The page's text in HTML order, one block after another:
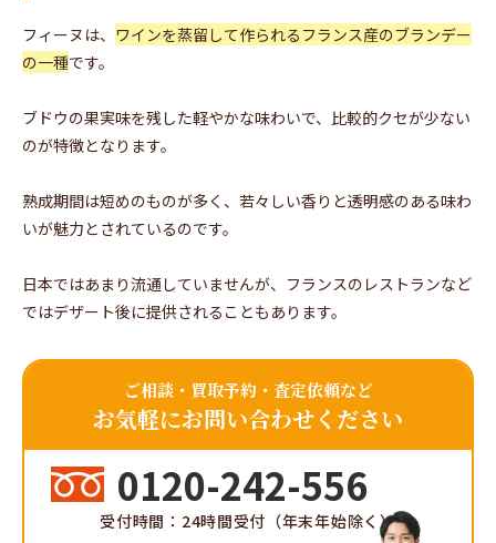
フィーヌは、 ワインを蒸留して作られるフランス産のブランデー
の一種です。
ブドウの果実味を残した軽やかな味わいで、比較的クセが少ない
のが特徴となります。
熟成期間は短めのものが多く、若々しい香りと透明感のある味わ
いが魅力とされているのです。
日本ではあまり流通していませんが、フランスのレストランなど
ではデザート後に提供されることもあります。
ご相談・買取予約・査定依頼など
お気軽にお問い合わせください
0120-242-556
受付時間：24時間受付（年末年始除く）